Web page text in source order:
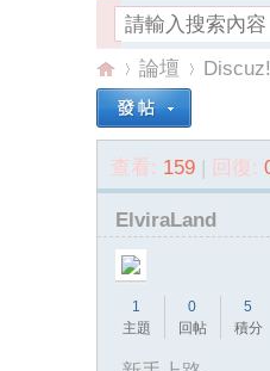
【»
論壇
›
Discuz!
查看: 159 | 回復:
ElviraLand
1
主題
0
回帖
5
積分